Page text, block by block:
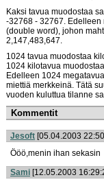
Kaksi tavua muodostaa
-32768 - 32767. Edelleen
(double word), johon
2,147,483,647.
1024 tavua muodostaa
1024 kilotavua
Edelleen 1024
miettiä merkkeinä. Tätä
vuoden kuluttua tilanne
Kommentit
Jesoft [05.04.2003
Ööö,menin ihan sekasin
Sami [12.05.2003